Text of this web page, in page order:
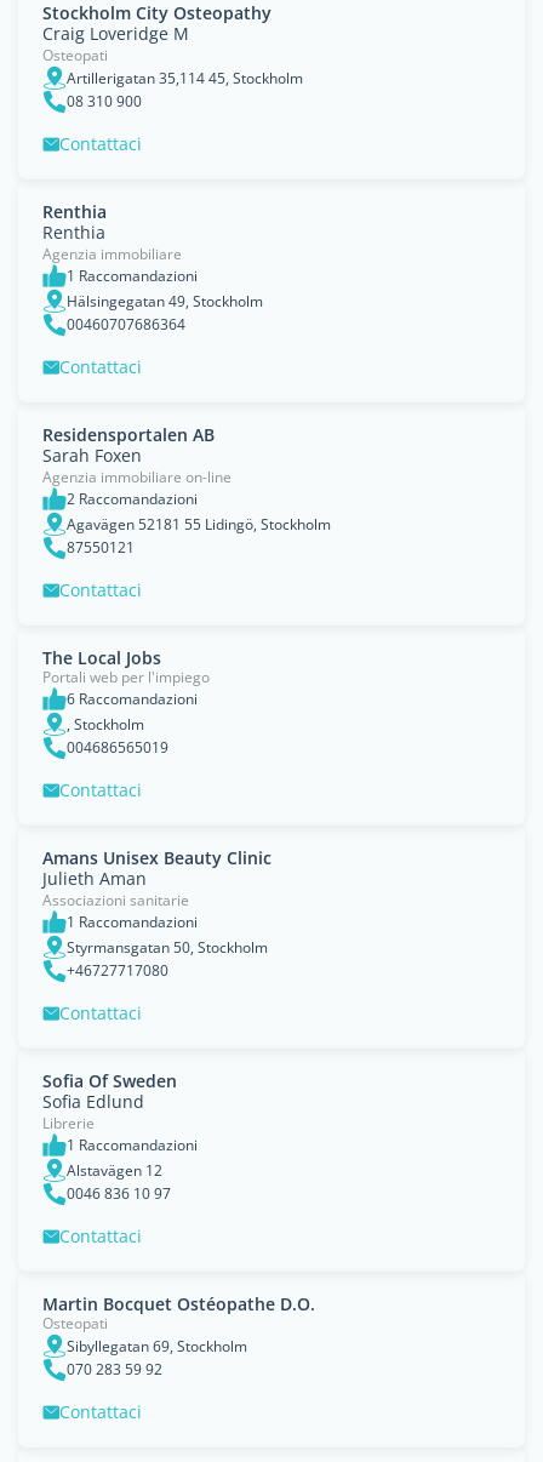
Stockholm City Osteopathy
Craig Loveridge M
Osteopati
Artillerigatan 35,114 45, Stockholm
08 310 900
Contattaci
Renthia
Renthia
Agenzia immobiliare
1 Raccomandazioni
Hälsingegatan 49, Stockholm
00460707686364
Contattaci
Residensportalen AB
Sarah Foxen
Agenzia immobiliare on-line
2 Raccomandazioni
Agavägen 52181 55 Lidingö, Stockholm
87550121
Contattaci
The Local Jobs
Portali web per l'impiego
6 Raccomandazioni
, Stockholm
004686565019
Contattaci
Amans Unisex Beauty Clinic
Julieth Aman
Associazioni sanitarie
1 Raccomandazioni
Styrmansgatan 50, Stockholm
+46727717080
Contattaci
Sofia Of Sweden
Sofia Edlund
Librerie
1 Raccomandazioni
Alstavägen 12
0046 836 10 97
Contattaci
Martin Bocquet Ostéopathe D.O.
Osteopati
Sibyllegatan 69, Stockholm
070 283 59 92
Contattaci